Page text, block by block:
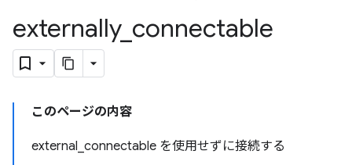
externally_ connectable
このページの内容
external_connectable を使用せずに接続する